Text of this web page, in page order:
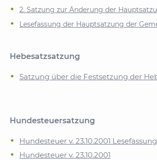
2. Satzung zur Änderung der
Lesefassung der Hauptsatzung der
Hebesatzsatzung
Satzung über die Festsetzung der
Hundesteuersatzung
Hundesteuer v. 23.10.2001 Lesefassung
Hundesteuer v. 23.10.2001